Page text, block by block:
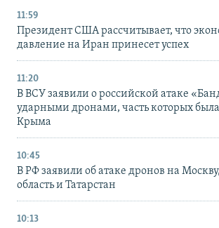
11:59
Президент США рассчитывает, что
давление на Иран принесет успех
11:20
В ВСУ заявили о российской атаке
ударными дронами, часть которых
Крыма
10:45
В РФ заявили об атаке дронов на
область и Татарстан
10:13